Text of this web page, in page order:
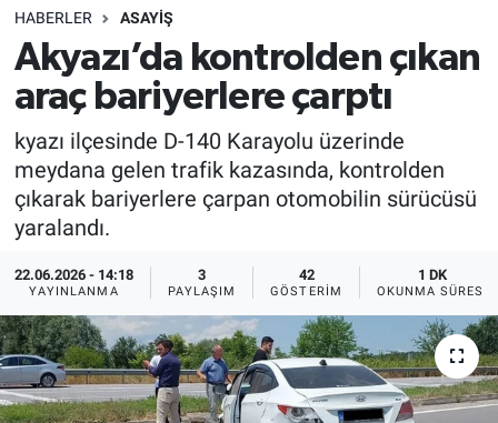
HABERLER ASAYİŞ
Akyazı’da kontrolden çıkan
araç bariyerlere çarptı
kyazı ilçesinde D-140 Karayolu üzerinde
meydana gelen trafik kazasında, kontrolden
çıkarak bariyerlere çarpan otomobilin sürücüsü
yaralandı.
22.06.2026 - 14:18
YAYINLANMA
3
PAYLAŞIM
42
GÖSTERIM
1 DK
OKUNMA SÜRESI